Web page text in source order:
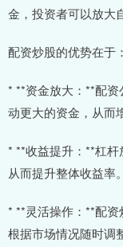
金，投资者可以放大
配资炒股的优势在于：
* **资金放大：**配
动更大的资金，从而
* **收益提升：**杠杆
从而提升整体收益率。
* **灵活操作：**配
根据市场情况随时调